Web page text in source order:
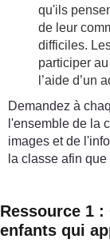
qu'ils
de leur
difficiles.
participer
l’aide d’un
Demandez à
l'ensemble de la
images et de
la classe afin
Ressource 1
enfants qui